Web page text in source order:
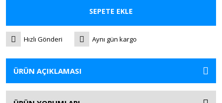
SEPETE EKLE
Hızlı Gönderi Aynı gün kargo
ÜRÜN AÇIKLAMASI